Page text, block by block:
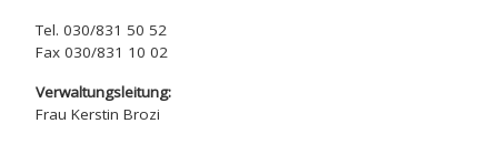
Tel. 030/831 50 52
Fax 030/831 10 02
Verwaltungsleitung:
Frau Kerstin Brozi